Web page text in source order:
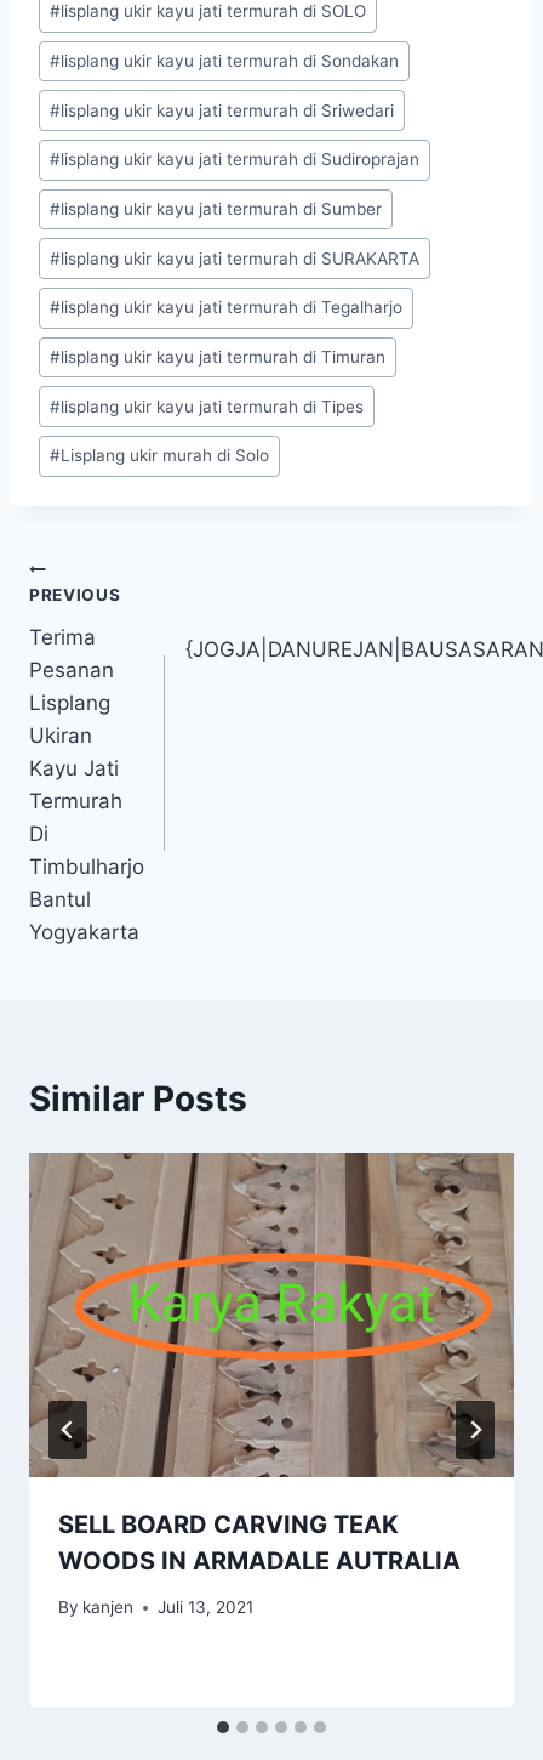
#lisplang ukir kayu jati termurah di SOLO
#lisplang ukir kayu jati termurah di Sondakan
#lisplang ukir kayu jati termurah di Sriwedari
#lisplang ukir kayu jati termurah di Sudiroprajan
#lisplang ukir kayu jati termurah di Sumber
#lisplang ukir kayu jati termurah di SURAKARTA
#lisplang ukir kayu jati termurah di Tegalharjo
#lisplang ukir kayu jati termurah di Timuran
#lisplang ukir kayu jati termurah di Tipes
#Lisplang ukir murah di Solo
PREVIOUS
Terima
Pesanan
Lisplang
Ukiran
Kayu Jati
Termurah
Di
Timbulharjo
Bantul
Yogyakarta
Similar Posts
SELL BOARD CARVING TEAK
WOODS IN ARMADALE AUTRALIA
By kanjen Juli 13, 2021